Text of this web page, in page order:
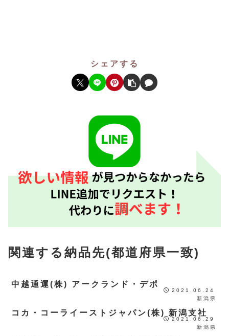
シェアする
関連する納品先(都道府県一致)
中越通運(株) アークランド・デポ
2021.06.24
新潟県
コカ・コーライーストジャパン(株) 新潟支社
2021.06.29
新潟県